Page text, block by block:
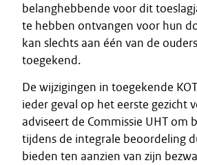
belanghebbende voor dit
te hebben ontvangen voor hun
kan slechts aan één van de
toegekend.
De wijzigingen in toegekende
ieder geval op het eerste gezicht
adviseert de Commissie UHT om
tijdens de integrale beoordeling
bieden ten aanzien van zijn